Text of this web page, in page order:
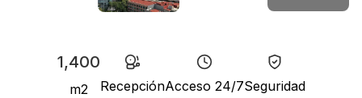
1,400
m2 RecepciónAcceso 24/7Seguridad